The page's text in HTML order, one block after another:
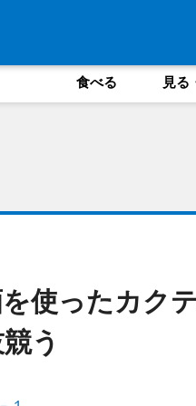
食べる 見る
使ったカク
う